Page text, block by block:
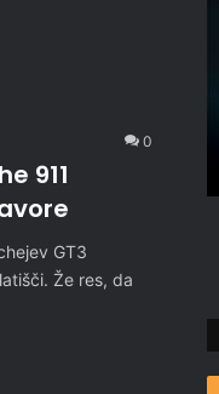
0
911
GT3
Že res, da